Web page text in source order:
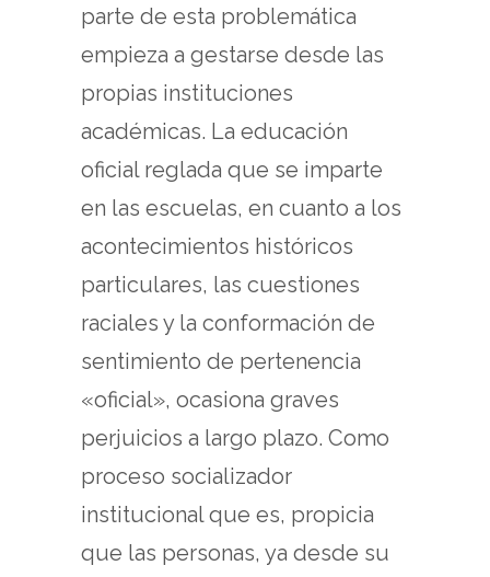
parte de esta problemática
empieza a gestarse desde las
propias instituciones
académicas. La educación
oficial reglada que se imparte
en las escuelas, en cuanto a los
acontecimientos históricos
particulares, las cuestiones
raciales y la conformación de
sentimiento de pertenencia
«oficial», ocasiona graves
perjuicios a largo plazo. Como
proceso socializador
institucional que es, propicia
que las personas, ya desde su